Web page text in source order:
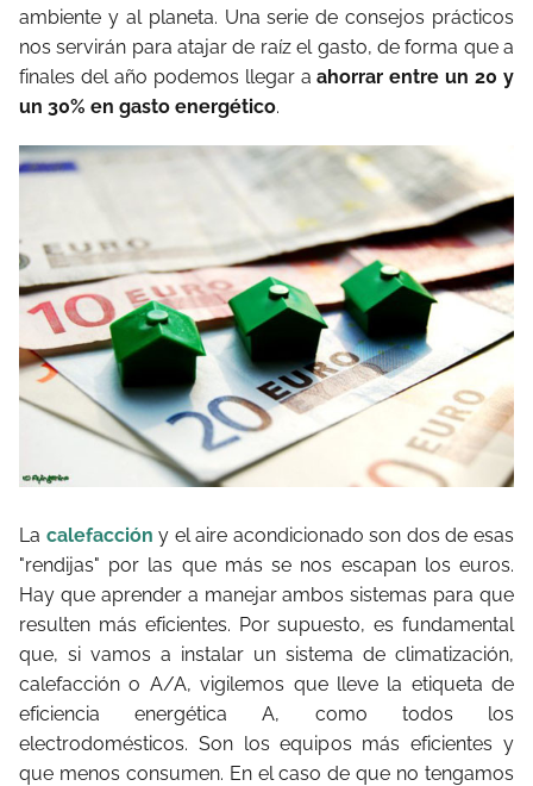
ambiente y al planeta. Una serie de consejos prácticos
nos servirán para atajar de raíz el gasto, de forma que a
finales del año podemos llegar aahorrar entre un 20 y
un 30% en gasto energético.
La calefacción y el aire acondicionado son dos de esas
"rendijas" por las que más se nos escapan los euros.
Hay que aprender a manejar ambos sistemas para que
resulten más eficientes. Por supuesto, es fundamental
que, si vamos a instalar un sistema de climatización,
calefacción o A/A, vigilemos que lleve la etiqueta de
eficiencia energética A, como todos los
electrodomésticos. Son los equipos más eficientes y
que menos consumen. En el caso de que no tengamos